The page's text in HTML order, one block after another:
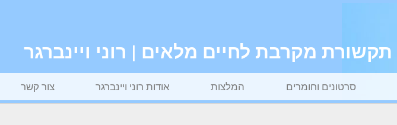
תקשורת מקרבת לחיים מלאים | רוני ויינברגר
סרטונים וחומרים המלצות אודות רוני ויינברגר צור קשר